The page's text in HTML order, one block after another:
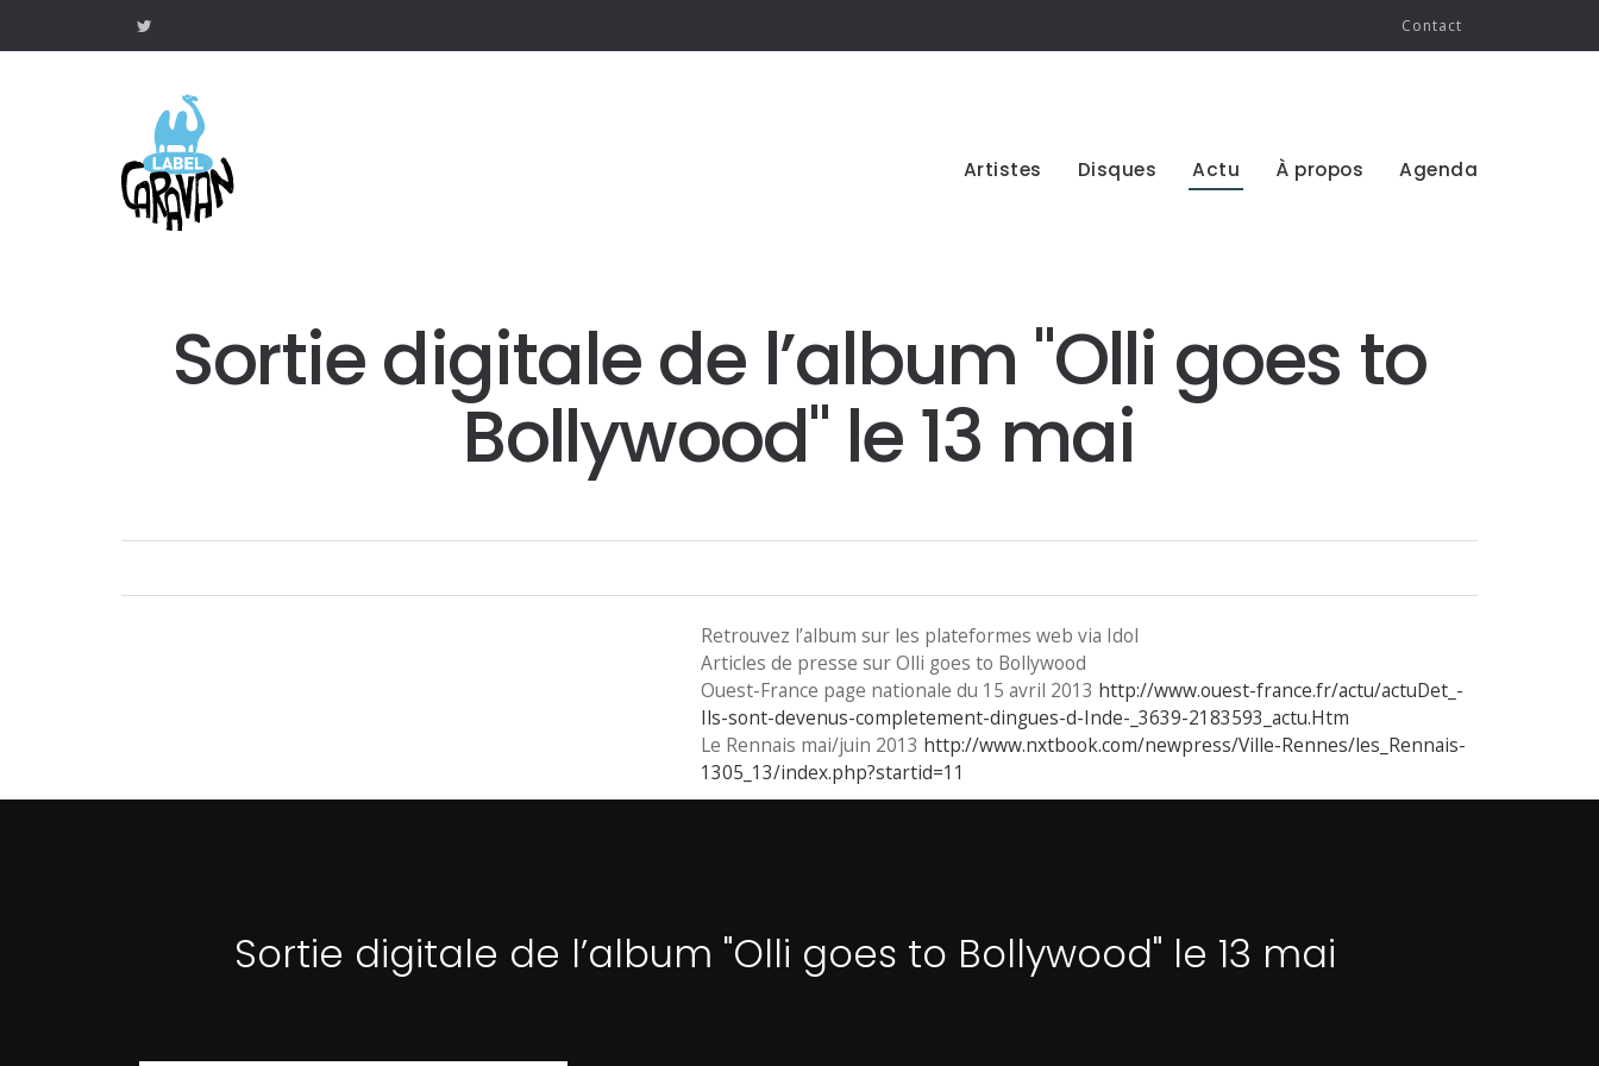
Contact
Artistes Disques Actu À propos Agenda
Sortie digitale de l’album "Olli goes to
Bollywood" le 13 mai
Retrouvez l’album sur les plateformes web via Idol
Articles de presse sur Olli goes to Bollywood
Ouest-France page nationale du 15 avril 2013 http://www.ouest-france.fr/actu/actuDet_-
Ils-sont-devenus-completement-dingues-d-Inde-_3639-2183593_actu.Htm
Le Rennais mai/juin 2013 http://www.nxtbook.com/newpress/Ville-Rennes/les_Rennais-
1305_13/index.php?startid=11
Sortie digitale de l’album "Olli goes to Bollywood" le 13 mai